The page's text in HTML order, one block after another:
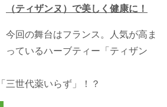
（ティザンヌ）で美しく健康に！
今回の舞台はフランス。人気が高ま
っているハーブティー「ティザン
三世代薬いらず」！？